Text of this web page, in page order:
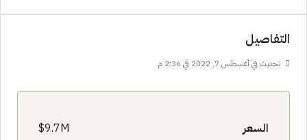
التفاصيل
تحديث في أغسطس 7, 2022 في 2:36 م
السعر 9.7M$